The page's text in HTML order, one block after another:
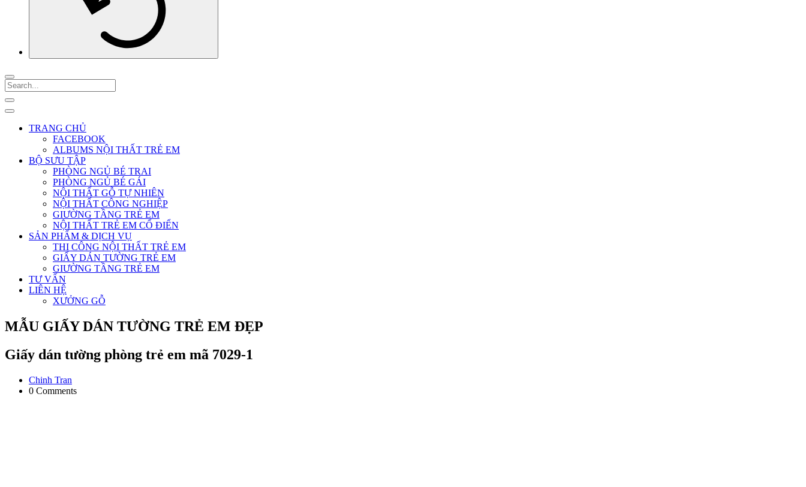
TRANG CHỦ
FACEBOOK
ALBUMS NỘI THẤT TRẺ EM
BỘ SƯU TẬP
PHÒNG NGỦ BÉ TRAI
PHÒNG NGỦ BÉ GÁI
NỘI THẤT GỖ TỰ NHIÊN
NỘI THẤT CÔNG NGHIỆP
GIƯỜNG TẦNG TRẺ EM
NỘI THẤT TRẺ EM CỔ ĐIỂN
SẢN PHẨM & DỊCH VỤ
THI CÔNG NỘI THẤT TRẺ EM
GIẤY DÁN TƯỜNG TRẺ EM
GIƯỜNG TẦNG TRẺ EM
TƯ VẤN
LIÊN HỆ
XƯỞNG GỖ
MẪU GIẤY DÁN TƯỜNG TRẺ EM ĐẸP
Giấy dán tường phòng trẻ em mã 7029-1
Chinh Tran
0 Comments